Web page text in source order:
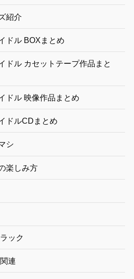
紹介
ドル BOXまとめ
ドル カセットテープ作品まと
ドル 映像作品まとめ
ドルCDまとめ
シ
楽しみ方
ック
連